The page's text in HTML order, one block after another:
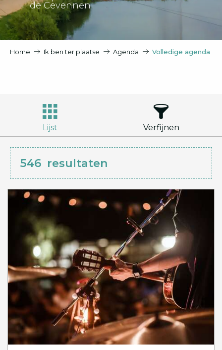
de Cevennen
Home Ik ben ter plaatse Agenda Volledige agenda
Lijst Verfijnen
546 resultaten